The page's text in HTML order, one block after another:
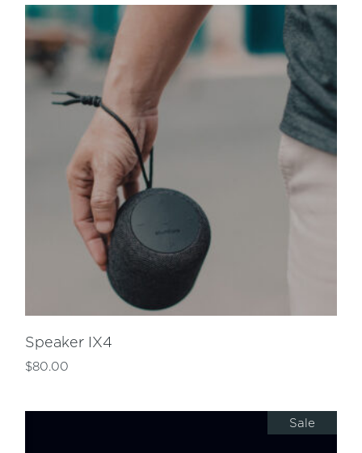
Speaker IX4
$80.00
Sale